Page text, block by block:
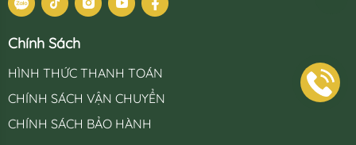
Chính Sách
HÌNH THỨC THANH TOÁN
CHÍNH SÁCH VẬN CHUYỂN
CHÍNH SÁCH BẢO HÀNH